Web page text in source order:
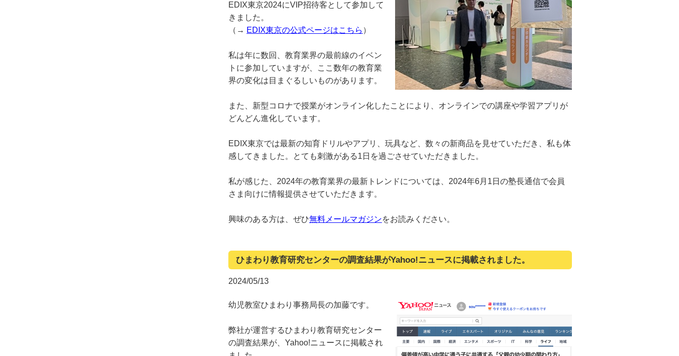
EDIX東京2024にVIP招待客として参加して
きました。
（→ EDIX東京の公式ページはこちら ）
私は年に数回、教育業界の最前線のイベン
トに参加していますが、ここ数年の教育業
界の変化は目まぐるしいものがあります。
また、新型コロナで授業がオンライン化したことにより、オンラインでの講座や学習アプリが
どんどん進化しています。
EDIX東京では最新の知育ドリルやアプリ、玩具など、数々の新商品を見せていただき、私も体
感してきました。とても刺激がある1日を過ごさせていただきました。
私が感じた、2024年の教育業界の最新トレンドについては、2024年6月1日の塾長通信で会員
さま向けに情報提供させていただきます。
興味のある方は、ぜひ無料メールマガジンをお読みください。
ひまわり教育研究センターの調査結果がYahoo!ニュースに掲載されました。
2024/05/13
幼児教室ひまわり事務局長の加藤です。
弊社が運営するひまわり教育研究センター
の調査結果が、Yahoo!ニュースに掲載され